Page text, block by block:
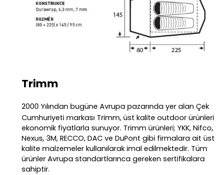
Trimm
2000 Yılından bugüne Avrupa pazarında yer alan Çek
Cumhuriyeti markası Trimm, üst kalite outdoor ürünleri
ekonomik fiyatlarla sunuyor. Trimm ürünleri; YKK, Nifco,
Nexus, 3M, RECCO, DAC ve DuPont gibi firmalara ait üst
kalite malzemeler kullanılarak imal edilmektedir. Tüm
ürünler Avrupa standartlarınca gereken sertifikalara
sahiptir.